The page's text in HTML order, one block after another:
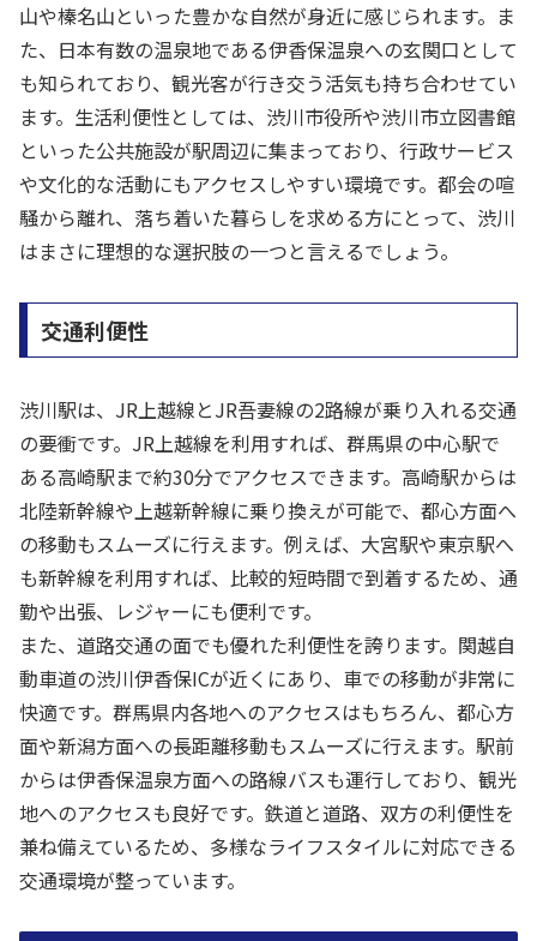
山や榛名山といった豊かな自然が身近に感じられます。ま
た、日本有数の温泉地である伊香保温泉への玄関口として
も知られており、観光客が行き交う活気も持ち合わせてい
ます。生活利便性としては、渋川市役所や渋川市立図書館
といった公共施設が駅周辺に集まっており、行政サービス
や文化的な活動にもアクセスしやすい環境です。都会の喧
騒から離れ、落ち着いた暮らしを求める方にとって、渋川
はまさに理想的な選択肢の一つと言えるでしょう。
交通利便性
渋川駅は、JR上越線とJR吾妻線の2路線が乗り入れる交通
の要衝です。JR上越線を利用すれば、群馬県の中心駅で
ある高崎駅まで約30分でアクセスできます。高崎駅からは
北陸新幹線や上越新幹線に乗り換えが可能で、都心方面へ
の移動もスムーズに行えます。例えば、大宮駅や東京駅へ
も新幹線を利用すれば、比較的短時間で到着するため、通
勤や出張、レジャーにも便利です。
また、道路交通の面でも優れた利便性を誇ります。関越自
動車道の渋川伊香保ICが近くにあり、車での移動が非常に
快適です。群馬県内各地へのアクセスはもちろん、都心方
面や新潟方面への長距離移動もスムーズに行えます。駅前
からは伊香保温泉方面への路線バスも運行しており、観光
地へのアクセスも良好です。鉄道と道路、双方の利便性を
兼ね備えているため、多様なライフスタイルに対応できる
交通環境が整っています。